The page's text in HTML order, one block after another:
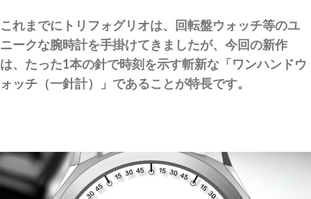
これまでにトリフォグリオは、回転盤ウォッチ等のユ
ニークな腕時計を手掛けてきましたが、今回の新作
は、たった1本の針で時刻を示す斬新な「ワンハンドウ
ォッチ（一針計）」であることが特長です。